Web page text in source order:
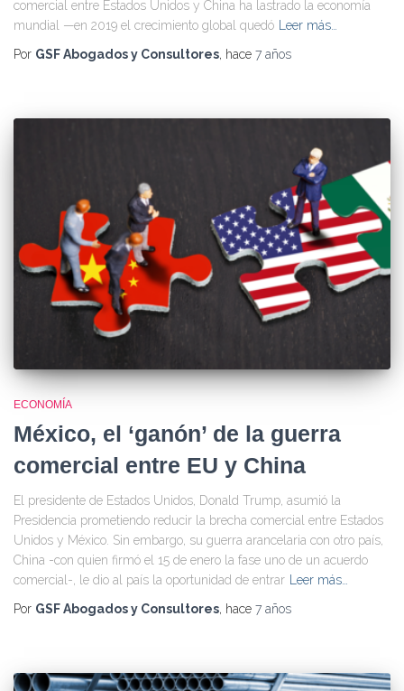
comercial entre Estados Unidos y China ha lastrado la economía
mundial —en 2019 el crecimiento global quedó
Leer más…
Por GSF Abogados y Consultores, hace 7 años
ECONOMÍA
México, el ‘ganón’ de la guerra
comercial entre EU y China
El presidente de Estados Unidos, Donald Trump, asumió la
Presidencia prometiendo reducir la brecha comercial entre Estados
Unidos y México. Sin embargo, su guerra arancelaria con otro país,
China -con quien firmó el 15 de enero la fase uno de un acuerdo
comercial-, le dio al país la oportunidad de entrar Leer más…
Por GSF Abogados y Consultores, hace 7 años